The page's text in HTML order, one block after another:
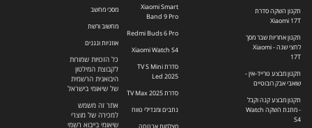
תקנון השקה סדרת
Xiaomi 17T
תקנון אחריות שבר מסך
לחצי שנה - Xiaomi
17T
תקנון מבצע טרייד-אין -
שואבי אבק רובוטיים
תקנון מבצע קנה וקבל
- מתנת השקה Watch
S4
Xiaomi Smart
Band 9 Pro
Redmi Buds 6 Pro
Xiaomi Watch S4
סדרת TV S Mini
Led 2025
סדרת TV Max 2025
נתבים ומגדילי טווח
מסכי מחשב
מחשוב ורשת
אוזניות ונגנים
כל הזכויות שמורות
לקבוצת המילטון
היבואנית הרשמית
של שיאומי בישראל
אתר זה משמש
למכירה של מוצרי
שיאומי בייבוא רשמי